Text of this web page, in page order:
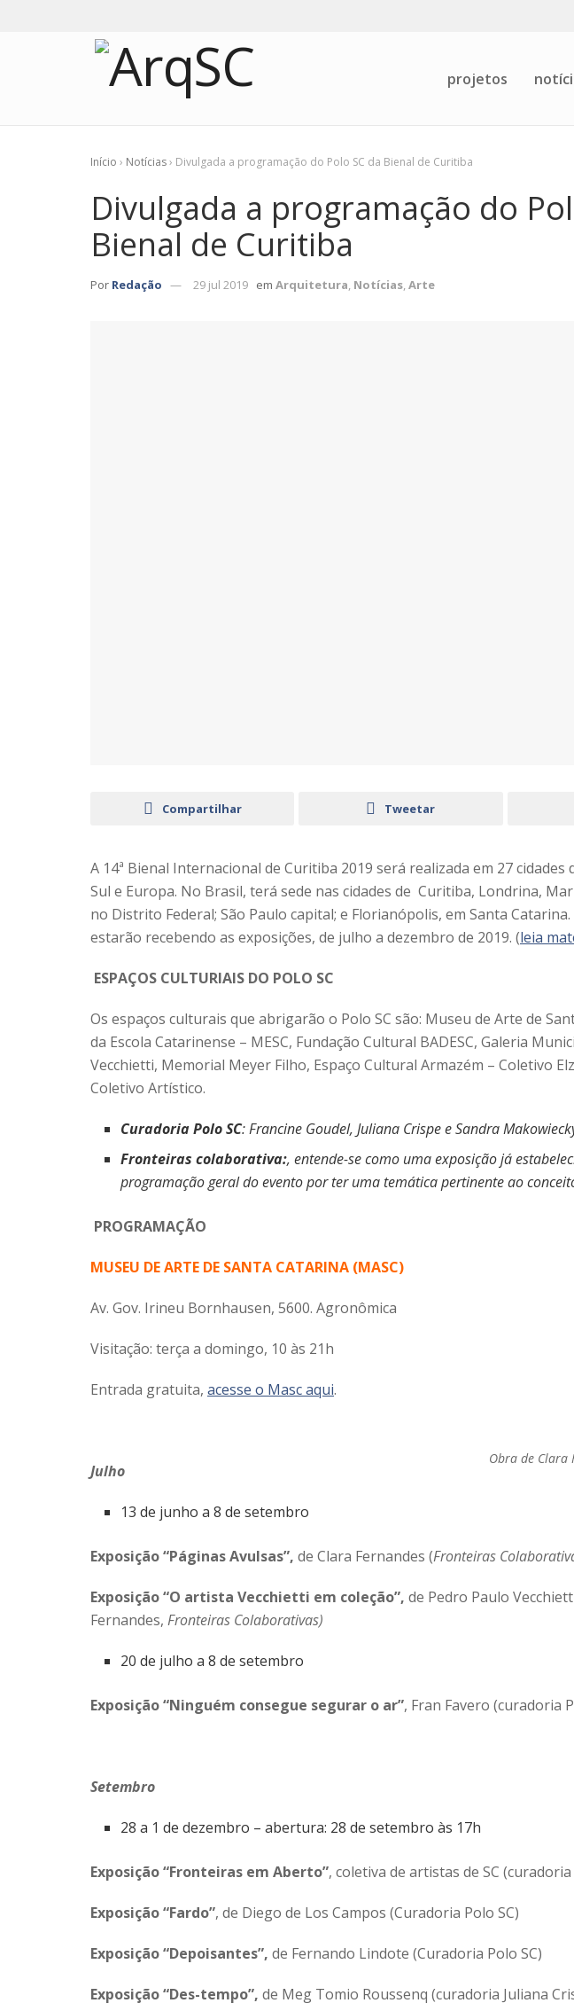
projetos
Início › Notícias› Divulgada a programação do Polo SC da Bienal de Curitiba
Divulgada a programação do
Bienal de Curitiba
Por Redação 29 jul 2019 em Arquitetura, Notícias,Arte
Compartilhar Tweetar
A 14ª Bienal Internacional de Curitiba 2019 será realizada em 27 cidades
Sul e Europa. No Brasil, terá sede nas cidades de Curitiba, Londrina,
no Distrito Federal; São Paulo capital; e Florianópolis, em Santa
estarão recebendo as exposições, de julho a dezembro de 2019. (leia
ESPAÇOS CULTURIAIS DO POLO SC
Os espaços culturais que abrigarão o Polo SC são: Museu de Arte de
da Escola Catarinense – MESC, Fundação Cultural BADESC, Galeria
Vecchietti, Memorial Meyer Filho, Espaço Cultural Armazém – Coletivo
Coletivo Artístico.
Curadoria Polo SC: Francine Goudel, Juliana Crispe e Sandra
Fronteiras colaborativa:, entende-se como uma exposição já
programação geral do evento por ter uma temática pertinente ao
PROGRAMAÇÃO
MUSEU DE ARTE DE SANTA CATARINA (MASC)
Av. Gov. Irineu Bornhausen, 5600. Agronômica
Visitação: terça a domingo, 10 às 21h
Entrada gratuita, acesse o Masc aqui.
Obra de Clara
Julho
13 de junho a 8 de setembro
Exposição “Páginas Avulsas”, de Clara Fernandes (Fronteiras
Exposição “O artista Vecchietti em coleção”, de Pedro Paulo
Fernandes, Fronteiras Colaborativas)
20 de julho a 8 de setembro
Exposição “Ninguém consegue segurar o ar”, Fran Favero (curadoria
Setembro
28 a 1 de dezembro – abertura: 28 de setembro às 17h
Exposição “Fronteiras em Aberto”, coletiva de artistas de SC (curadoria
Exposição “Fardo”, de Diego de Los Campos (Curadoria Polo SC)
Exposição “Depoisantes”, de Fernando Lindote (Curadoria Polo SC)
Exposição “Des-tempo”, de Meg Tomio Roussenq (curadoria Juliana